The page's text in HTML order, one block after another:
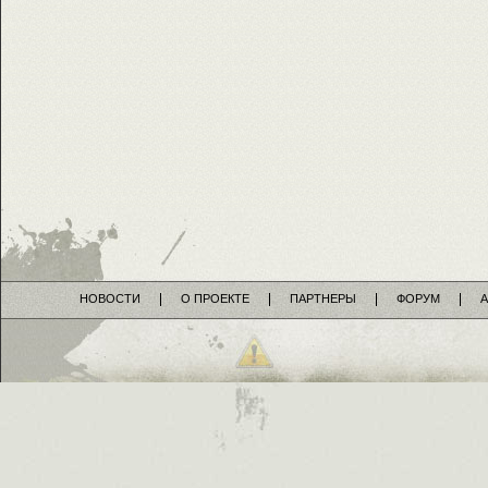
НОВОСТИ О ПРОЕКТЕ ПАРТНЕРЫ ФОРУМ